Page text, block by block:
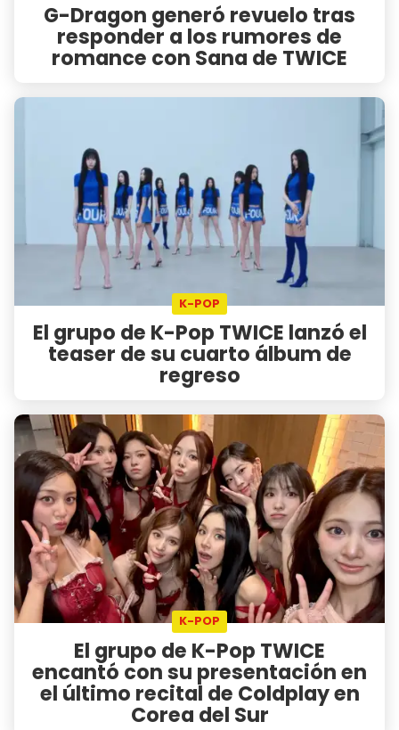
G-Dragon generó revuelo tras
responder a los rumores de
romance con Sana de TWICE
K-POP
El grupo de K-Pop TWICE lanzó el
teaser de su cuarto álbum de
regreso
K-POP
El grupo de K-Pop TWICE
encantó con su presentación en
el último recital de Coldplay en
Corea del Sur